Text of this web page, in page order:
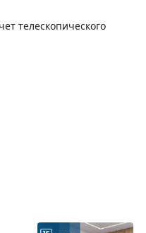
телескопического